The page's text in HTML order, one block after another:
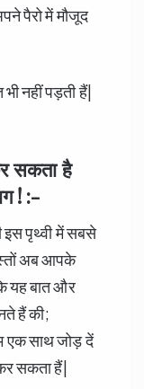
पैरो में मौजूद
नहीं पड़ती हैं|
सकता है
! :-
इस पृथ्वी में सबसे
अब आपके
यह बात और
हैं की;
एक साथ जोड़ दें
सकता हैं|